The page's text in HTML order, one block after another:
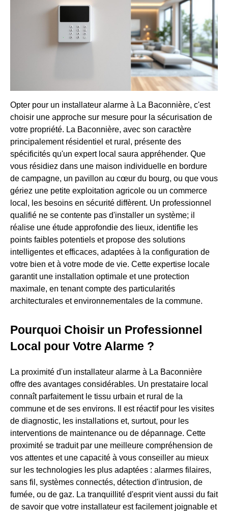
Opter pour un installateur alarme à La Baconnière, c'est
choisir une approche sur mesure pour la sécurisation de
votre propriété. La Baconnière, avec son caractère
principalement résidentiel et rural, présente des
spécificités qu'un expert local saura appréhender. Que
vous résidiez dans une maison individuelle en bordure
de campagne, un pavillon au cœur du bourg, ou que vous
gériez une petite exploitation agricole ou un commerce
local, les besoins en sécurité diffèrent. Un professionnel
qualifié ne se contente pas d'installer un système; il
réalise une étude approfondie des lieux, identifie les
points faibles potentiels et propose des solutions
intelligentes et efficaces, adaptées à la configuration de
votre bien et à votre mode de vie. Cette expertise locale
garantit une installation optimale et une protection
maximale, en tenant compte des particularités
architecturales et environnementales de la commune.
Pourquoi Choisir un Professionnel
Local pour Votre Alarme ?
La proximité d'un installateur alarme à La Baconnière
offre des avantages considérables. Un prestataire local
connaît parfaitement le tissu urbain et rural de la
commune et de ses environs. Il est réactif pour les visites
de diagnostic, les installations et, surtout, pour les
interventions de maintenance ou de dépannage. Cette
proximité se traduit par une meilleure compréhension de
vos attentes et une capacité à vous conseiller au mieux
sur les technologies les plus adaptées : alarmes filaires,
sans fil, systèmes connectés, détection d'intrusion, de
fumée, ou de gaz. La tranquillité d'esprit vient aussi du fait
de savoir que votre installateur est facilement joignable et